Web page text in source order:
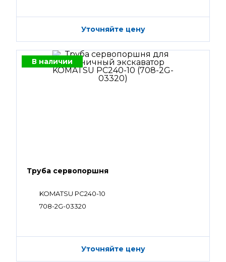
Уточняйте цену
В наличии
Труба сервопоршня
KOMATSU PC240-10
708-2G-03320
Уточняйте цену